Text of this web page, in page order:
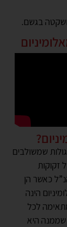
ושקטה בגשם.
שמשולבים
זקוקות
כאשר הן
הינה
לכל
שממנה היא